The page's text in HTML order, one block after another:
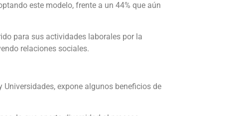
este modelo, frente a un 44% que aún
para sus actividades laborales por la
relaciones sociales.
Universidades, expone algunos beneficios de